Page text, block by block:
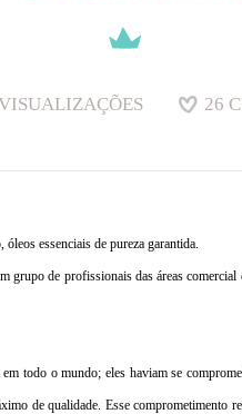
26
essenciais de pureza garantida.
de profissionais das áreas
todo o mundo; eles haviam se
de qualidade. Esse